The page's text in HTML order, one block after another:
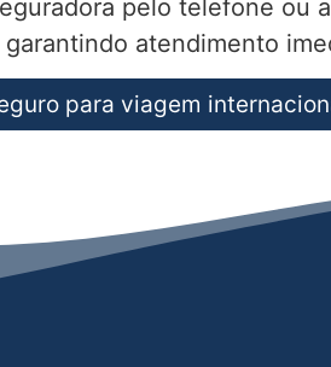
pelo telefone ou
atendimento
para viagem